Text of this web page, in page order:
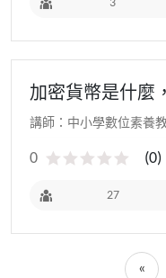
3
加密貨幣是什麼
講師：中小學數位素養
0 (0)
27
«